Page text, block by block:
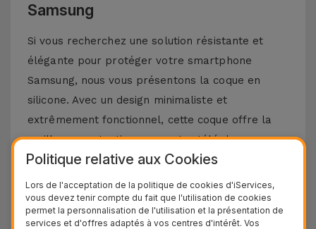
Samsung
Si vous recherchez une solution résistante et
élégante pour protéger votre smartphone
Samsung, nous vous présentons la coque en
silicone. Avec un design minimaliste et
extrêmement fonctionnel, cette coque offre la
meilleure protection pour votre téléphone
portable, combinée à un toucher doux sans
négliger le design et les fonctionnalités
emblématiques de votre téléphone portable
Samsung.
Politique relative aux Cookies
Lors de l'acceptation de la politique de cookies d'iServices,
vous devez tenir compte du fait que l'utilisation de cookies
permet la personnalisation de l'utilisation et la présentation de
services et d'offres adaptés à vos centres d'intérêt. Vos